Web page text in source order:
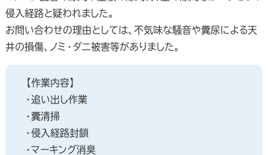
侵入経路と疑われました。
お問い合わせの理由としては、不気味な騒音や糞尿による天
井の損傷、ノミ・ダニ被害等がありました。
【作業内容】
・追い出し作業
・糞清掃
・侵入経路封鎖
・マーキング消臭